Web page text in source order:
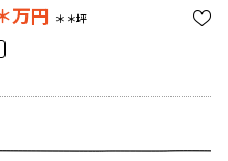
万円 ＊＊坪